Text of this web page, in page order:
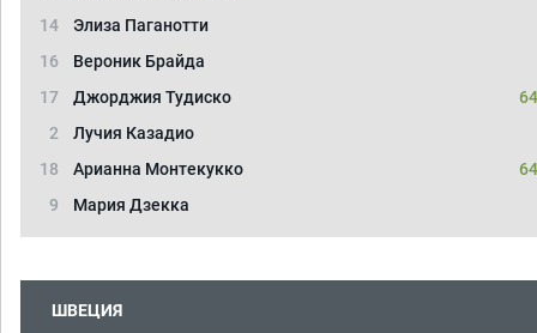
14
Элиза Паганотти
16
Вероник Брайда
17
Джорджия Тудиско
2
Лучия Казадио
18
Арианна Монтекукко
9
Мария Дзекка
ШВЕЦИЯ